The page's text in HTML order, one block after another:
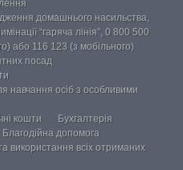
домашнього насильства,
“гаряча лінія”, 0 800 500
або 116 123 (з мобільного)
посад
навчання осіб з особливими
кошти
Бухгалтерія
Благодійна допомога
використання всіх отриманих